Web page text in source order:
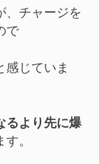
、チャージを
で
感じていま
るより先に爆
。